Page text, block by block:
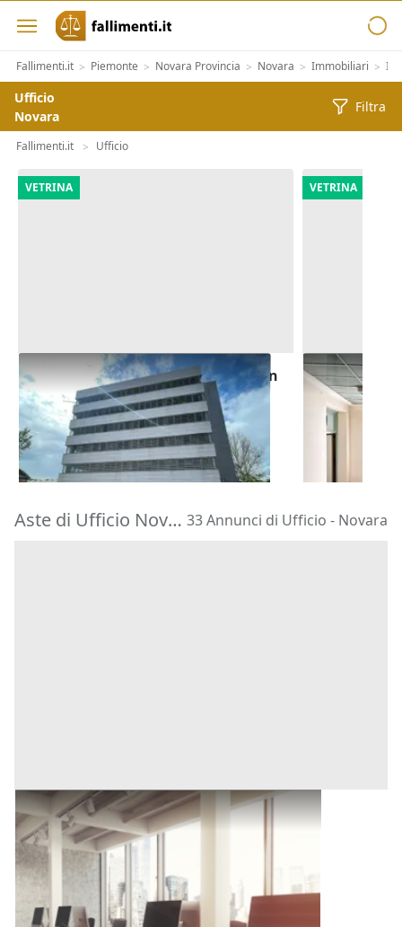
Fallimenti.it > Piemonte > Novara Provincia > Novara > Immobiliari >
Ufficio
Novara
Filtra
Fallimenti.it > Ufficio
VETRINA
Asta Edificio direzionale grezzo con
cortile privato
Bologna (Bologna)
2.421.424 €
23/09/2026
VETRINA
Asta
Rovigo
92.193 €
Aste di Ufficio Novara 33 Annunci di Ufficio - Novara
Ufficio all'asta a Novara
Novara
Offerta minima
82.125 € 109.500 €
Codice asta: 30e8f786
Asta chiusa